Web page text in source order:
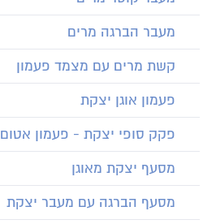
מעבר הברגה מרים
קשת מרים עם מצמד פעמון
פעמון אוגן יצקת
פקק סופי יצקת - פעמון אטום
מסעף יצקת מאוגן
מסעף הברגה עם מעבר יצקת